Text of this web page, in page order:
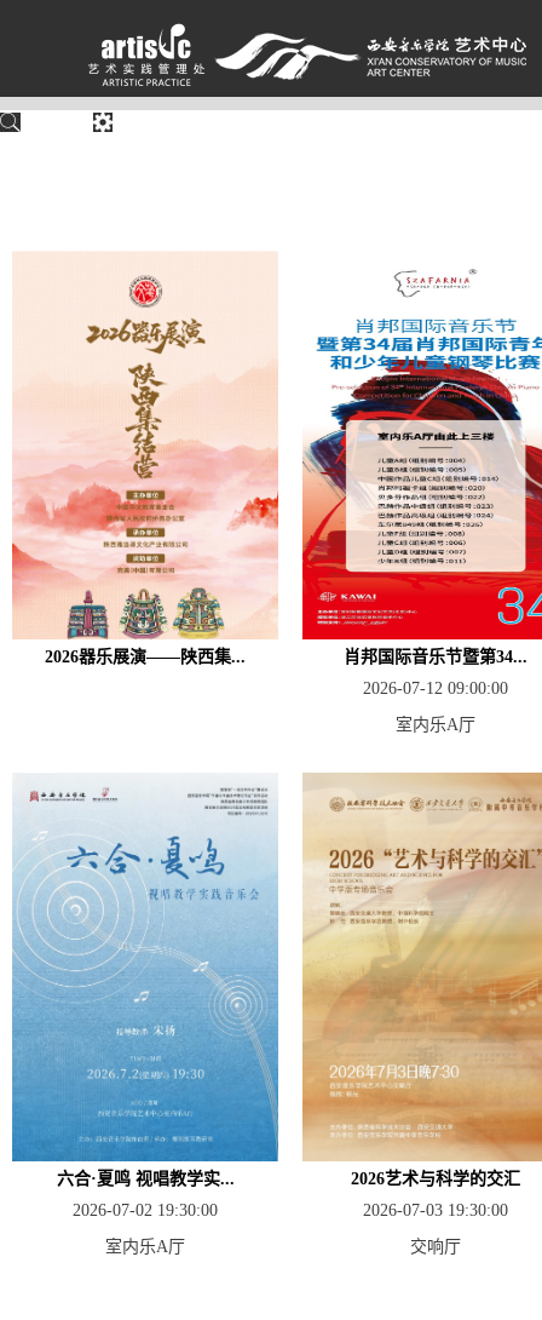
2026器乐展演——陕西集...
肖邦国际音乐节暨第34...
2026-07-12 09:00:00
室内乐A厅
六合·夏鸣 视唱教学实...
2026-07-02 19:30:00
室内乐A厅
2026艺术与科学的交汇
2026-07-03 19:30:00
交响厅